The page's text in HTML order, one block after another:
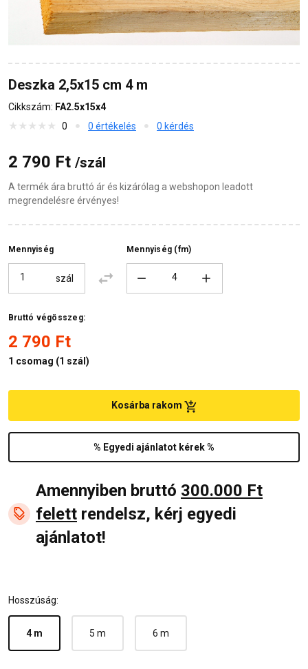
Deszka 2,5x15 cm 4 m
Cikkszám: FA2.5x15x4
0
0 értékelés 0 kérdés
2 790 Ft /szál
A termék ára bruttó ár és kizárólag a webshopon leadott
megrendelésre érvényes!
Mennyiség
szál
Mennyiség (fm)
Bruttó végösszeg:
2 790 Ft
1 csomag (1 szál )
% Egyedi ajánlatot kérek %
Kosárba rakom
Amennyiben bruttó 300.000 Ft
felett rendelsz, kérj egyedi
ajánlatot!
Hosszúság:
4 m 5 m 6 m